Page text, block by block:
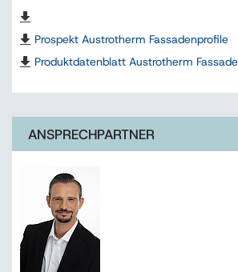
Prospekt Austrotherm Fassadenprofile
Produktdatenblatt Austrotherm
ANSPRECHPARTNER